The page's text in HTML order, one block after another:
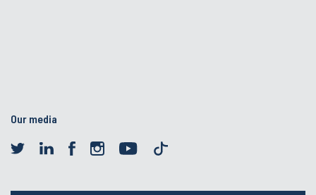
Our media